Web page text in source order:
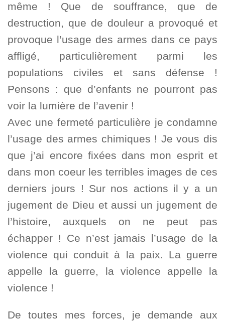
même ! Que de souffrance, que de
destruction, que de douleur a provoqué et
provoque l’usage des armes dans ce pays
affligé, particulièrement parmi les
populations civiles et sans défense !
Pensons : que d’enfants ne pourront pas
voir la lumière de l’avenir !
Avec une fermeté particulière je condamne
l’usage des armes chimiques ! Je vous dis
que j’ai encore fixées dans mon esprit et
dans mon coeur les terribles images de ces
derniers jours ! Sur nos actions il y a un
jugement de Dieu et aussi un jugement de
l’histoire, auxquels on ne peut pas
échapper ! Ce n’est jamais l’usage de la
violence qui conduit à la paix. La guerre
appelle la guerre, la violence appelle la
violence !
De toutes mes forces, je demande aux